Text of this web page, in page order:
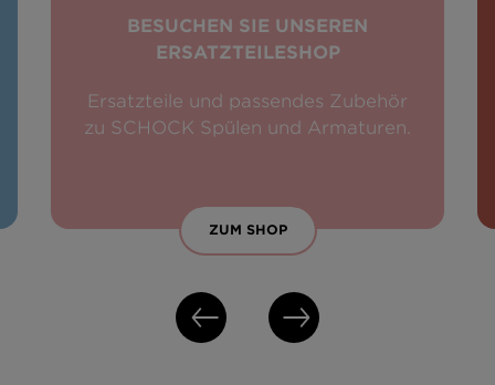
BESUCHEN SIE UNSEREN
ERSATZTEILESHOP
Ersatzteile und passendes Zubehör
zu SCHOCK Spülen und Armaturen.
ZUM SHOP